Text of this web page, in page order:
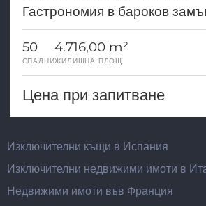
Гастрономия в бароков
50
СПАЛНИ
4.716,00 m²
ЖИЛИЩНА ПЛОЩ
Цена при запитване
Изключителни къщи в Испания
Изключителни недвижими имоти в
Недвижими имоти във Франция